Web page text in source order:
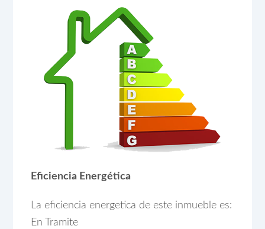
Eficiencia Energética
La eficiencia energetica de este inmueble es:
En Tramite